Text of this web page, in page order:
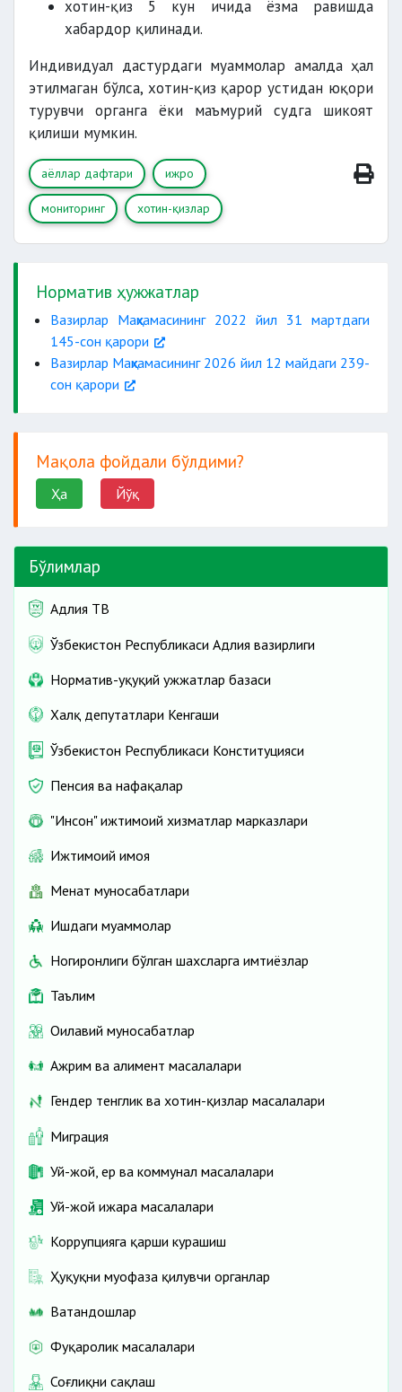
хотин-қиз 5 кун ичида ёзма равишда
хабардор қилинади.
Индивидуал дастурдаги муаммолар амалда ҳал
этилмаган бўлса, хотин-қиз қарор устидан юқори
турувчи органга ёки маъмурий судга шикоят
қилиши мумкин.
аёллар дафтари ижро
мониторинг хотин-қизлар
Норматив ҳужжатлар
Вазирлар Маҳкамасининг 2022 йил 31 мартдаги
145-сон қарори
Вазирлар Маҳкамасининг 2026 йил 12 майдаги 239-
сон қарори
Мақола фойдали бўлдими?
Ҳа Йўқ
Бўлимлар
Адлия ТВ
Ўзбекистон Республикаси Адлия вазирлиги
Норматив-ҳуқуқий ҳужжатлар базаси
Халқ депутатлари Кенгаши
Ўзбекистон Республикаси Конституцияси
Пенсия ва нафақалар
"Инсон" ижтимоий хизматлар марказлари
Ижтимоий ҳимоя
Меҳнат муносабатлари
Ишдаги муаммолар
Ногиронлиги бўлган шахсларга имтиёзлар
Таълим
Оилавий муносабатлар
Ажрим ва алимент масалалари
Гендер тенглик ва хотин-қизлар масалалари
Миграция
Уй-жой, ер ва коммунал масалалари
Уй-жой ижара масалалари
Коррупцияга қарши курашиш
Ҳуқуқни муҳофаза қилувчи органлар
Ватандошлар
Фуқаролик масалалари
Соғлиқни сақлаш